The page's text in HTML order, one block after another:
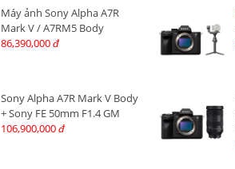
Máy ảnh Sony Alpha A7R
Mark V / A7RM5 Body
86,390,000 đ
Sony Alpha A7R Mark V Body
+ Sony FE 50mm F1.4 GM
106,900,000 đ